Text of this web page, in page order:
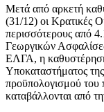
Μετά από αρκετή
(31/12) οι Κρατικές
περισσότερους από
Γεωργικών
ΕΛΓΑ, η καθυστέρηση
Υποκαταστήματος
προϋπολογισμού του
καταβάλλονται από